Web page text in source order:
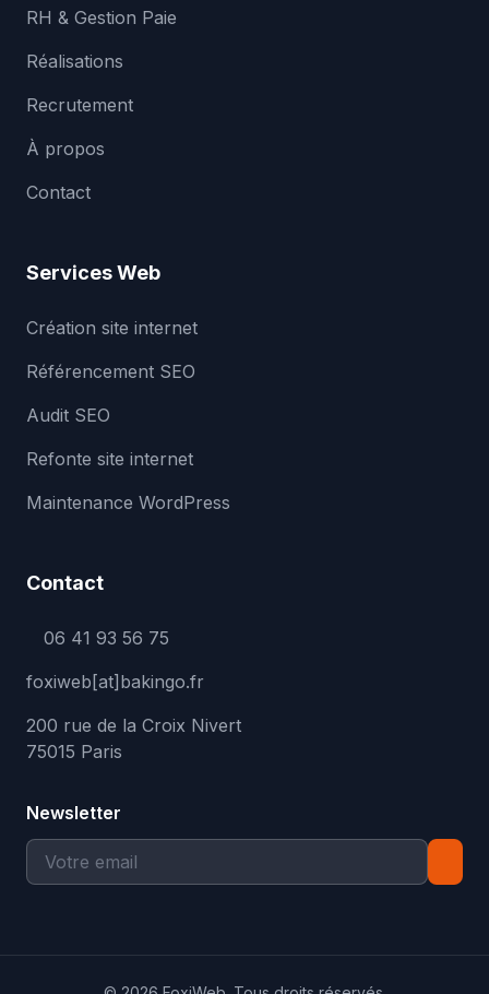
RH & Gestion Paie
Réalisations
Recrutement
À propos
Contact
Services Web
Création site internet
Référencement SEO
Audit SEO
Refonte site internet
Maintenance WordPress
Contact
06 41 93 56 75
foxiweb[at]bakingo.fr
200 rue de la Croix Nivert
75015 Paris
Newsletter